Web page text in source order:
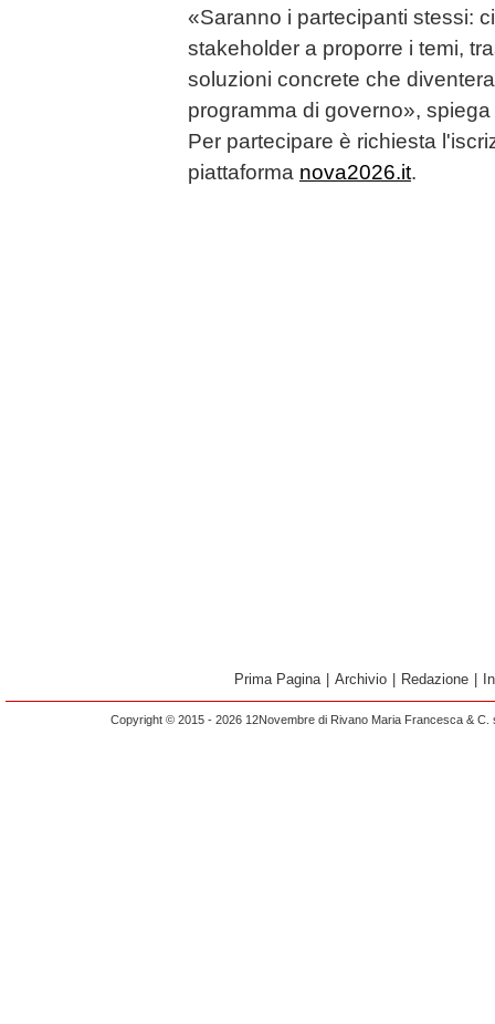
«Saranno i partecipanti stessi:
stakeholder a proporre i temi,
soluzioni concrete che
programma di governo»,
Per partecipare è richiesta
piattaforma nova2026.it.
Prima Pagina Archivio Redazione
Copyright © 2015 - 2026 12Novembre di Rivano Maria Francesca &